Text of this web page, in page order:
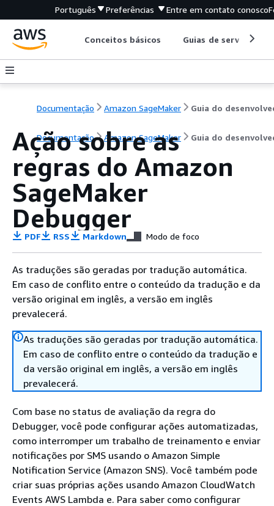
Português Preferências Entre em contato conosco
Conceitos básicos Guias de serviço
Documentação Amazon SageMaker
Documentação Amazon SageMaker Guia do
Ação sobre as
regras do Amazon
SageMaker
Debugger
PDF RSS Markdown Modo de foco
As traduções são geradas por tradução automática.
Em caso de conflito entre o conteúdo da tradução e da
versão original em inglês, a versão em inglês
prevalecerá.
As traduções são geradas por tradução automática.
Em caso de conflito entre o conteúdo da tradução e
da versão original em inglês, a versão em inglês
prevalecerá.
Com base no status de avaliação da regra do
Debugger, você pode configurar ações automatizadas,
como interromper um trabalho de treinamento e enviar
notificações por SMS usando o Amazon Simple
Notification Service (Amazon SNS). Você também pode
criar suas próprias ações usando Amazon CloudWatch
Events AWS Lambda e. Para saber como configurar